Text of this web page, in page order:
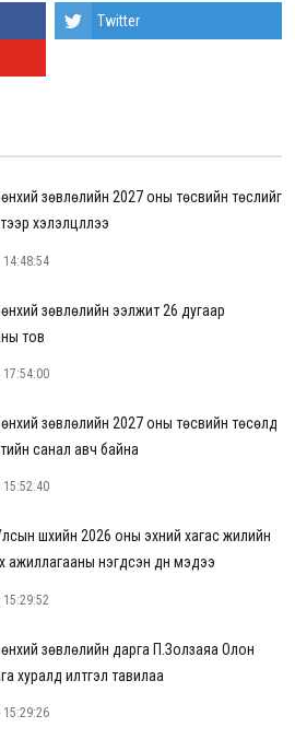
Twitter
зөвлөлийн 2027 оны төсвийн төслийг
хэлэлцүүллээ
14:48:54
зөвлөлийн ээлжит 26 дугаар
тов
17:54:00
зөвлөлийн 2027 оны төсвийн төсөлд
санал авч байна
15:52:40
шүүхийн 2026 оны эхний хагас жилийн
ажиллагааны нэгдсэн дүн мэдээ
15:29:52
зөвлөлийн дарга П.Золзаяа Олон
хуралд илтгэл тавилаа
15:29:26